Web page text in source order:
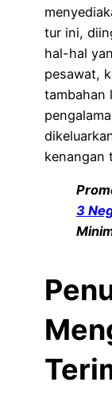
tur ini,
hal-hal
pesawat,
tambahan
kenangan
3